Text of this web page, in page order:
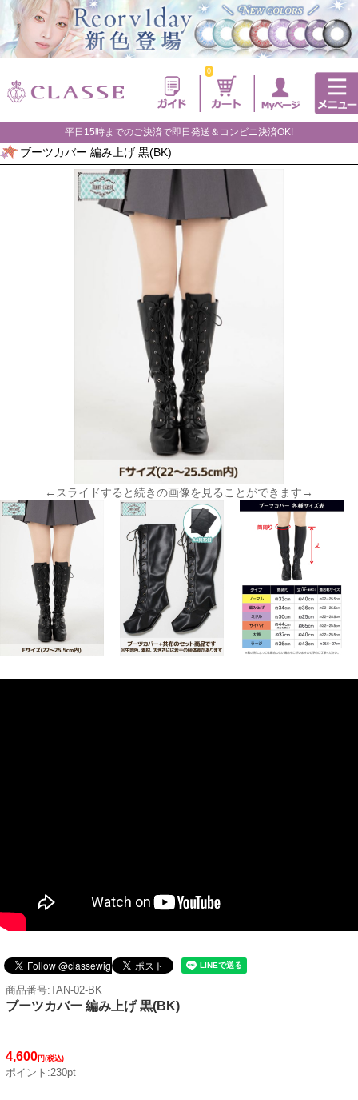
0
平日15時までのご決済で即日発送＆コンビニ決済OK!
ブーツカバー 編み上げ 黒(BK)
←スライドすると続きの画像を見ることができます→
商品番号:TAN-02-BK
ブーツカバー 編み上げ 黒(BK)
4,600円(税込)
ポイント:230pt